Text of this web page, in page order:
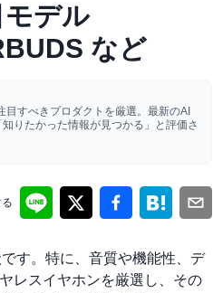
デル
など
すべきプロダクトを厳選。最新のAI
りたかった情報が見つかる」と評価さ
す。特に、音質や機能性、デ
レスイヤホンを厳選し、その